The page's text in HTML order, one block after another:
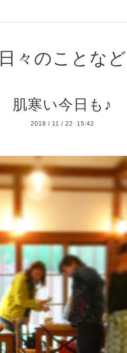
日々のことなど
肌寒い今日も♪
2018 / 11 / 22 15:42